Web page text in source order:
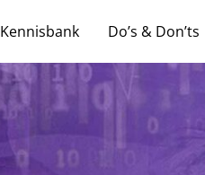
Kennisbank Do’s & Don’ts